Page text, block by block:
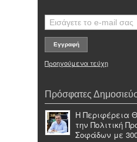
Προηγούμενα τεύχη
Πρόσφατες
Η Περιφέρεια
την Πολιτική
Σοφάδων με